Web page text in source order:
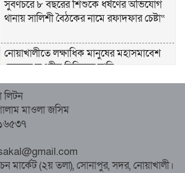
সুবর্ণচরে ৮ বছরের শিশুকে ধর্ষণের অভিযোগ
থানায় সালিশী বৈঠকের নামে রফাদফার চেষ্টা“
নোয়াখালীতে লক্ষাধিক মানুষের মহাসমাবেশ
হেজবুত তওহীদ নিষিদ্ধের দাবি
নোয়াখালীতে ইসলামী মহাসমাবেশের প্রস্তুতি
সম্পন্ন, অংশ নেবেন লক্ষাধিক মানুষ
নোয়াখালীতে ইসলামী ছাত্রশিবিরের ‘অদম্য
জুলাই’ মিছিল
লিটন
মাওলা জসিম
মার্কেট (২য় তলা), সোনাপুর, সদর, নোয়াখালী।